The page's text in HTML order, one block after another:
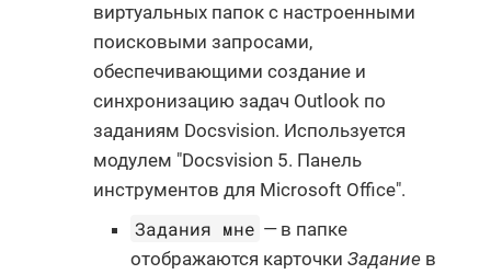
виртуальных папок с настроенными
поисковыми запросами,
обеспечивающими создание и
синхронизацию задач Outlook по
заданиям Docsvision. Используется
модулем "Docsvision 5. Панель
инструментов для Microsoft Office".
Задания мне — в папке
отображаются карточки Задание в